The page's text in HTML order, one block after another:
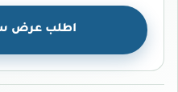
اطلب عرض